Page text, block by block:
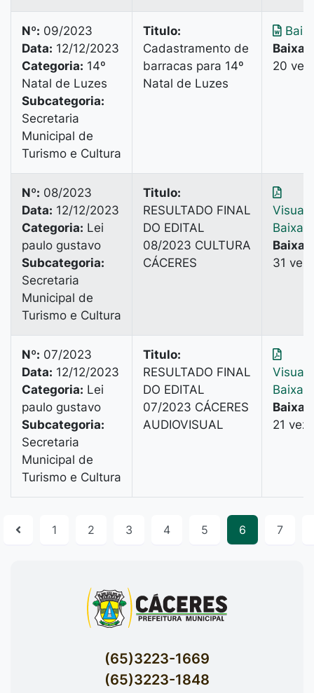
Nº: 09/2023
Data: 12/12/2023
Categoria: 14º
Natal de Luzes
Subcategoria:
Secretaria
Municipal de
Turismo e Cultura
Titulo:
Cadastramento de
barracas para 14º
Natal de Luzes
20
Nº: 08/2023
Data: 12/12/2023
Categoria: Lei
paulo gustavo
Subcategoria:
Secretaria
Municipal de
Turismo e Cultura
Titulo:
RESULTADO FINAL
DO EDITAL
08/2023 CULTURA
CÁCERES
Baixar
31
Nº: 07/2023
Data: 12/12/2023
Categoria: Lei
paulo gustavo
Subcategoria:
Secretaria
Municipal de
Turismo e Cultura
Titulo:
RESULTADO FINAL
DO EDITAL
07/2023 CÁCERES
AUDIOVISUAL
Baixar
21
1 2 3 4 5 6 7
(65)3223-1669
(65)3223-1848